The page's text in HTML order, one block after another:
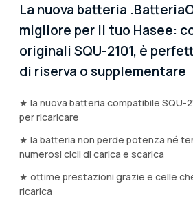
La nuova batteria
migliore per il tuo Hasee:
originali SQU-2101, è
di riserva o supplementare
★ la nuova batteria compatibile SQU-
per ricaricare
★ la batteria non perde potenza né
numerosi cicli di carica e scarica
★ ottime prestazioni grazie e celle
ricarica